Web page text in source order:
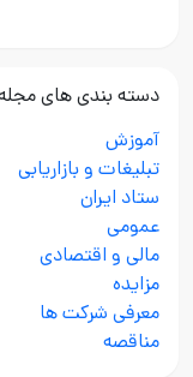
دسته بندی های
آموزش
تبلیغات و بازاریابی
ستاد ایران
عمومی
مالی و اقتصادی
مزایده
معرفی شرکت ها
مناقصه